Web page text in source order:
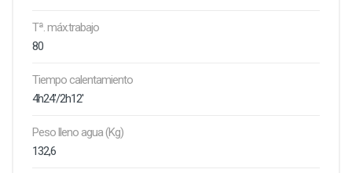
Tª. máx.trabajo
80
Tiempo calentamiento
4h24'/2h12'
Peso lleno agua (Kg)
132,6